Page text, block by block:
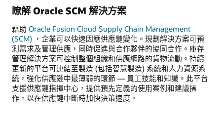
應
鏈
中
斷
做
好
準
備
的
方
法
瞭解 Oracle SCM 解決方案
藉助 Oracle Fusion Cloud Supply Chain Management
(SCM) ，企業可以快速因應供應鏈變化。規劃解決方案可預
測需求及管理供應，同時促進與合作夥伴的協同合作。庫存
管理解決方案可控制整個組織和供應網路的貨物流動。持續
更新的平台可連結至製造 (包括智慧製造) 系統和人力資源系
統，強化供應鏈中最薄弱的環節 — 員工技能和知識。此平台
支援供應鏈指揮中心，提供預先定義的使用案例和建議操
作，以在供應鏈中斷時加快決策速度。